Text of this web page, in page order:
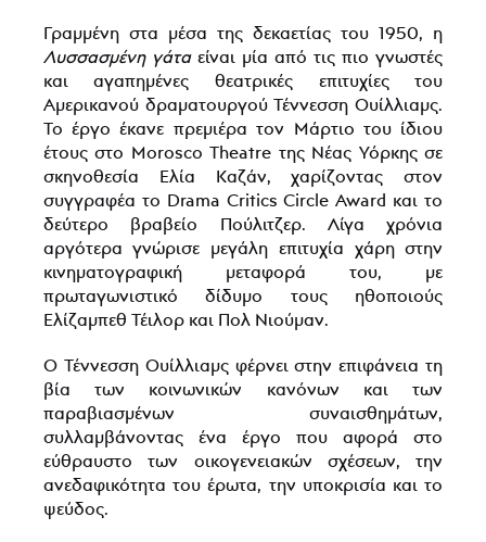
Γραμμένη στα μέσα της δεκαετίας του 1950, η
Λυσσασμένη γάταείναι μία από τις πιο γνωστές
και αγαπημένες θεατρικές επιτυχίες του
Αμερικανού δραματουργού Τέννεσση Ουίλλιαμς.
Το έργο έκανε πρεμιέρα τον Μάρτιο του ίδιου
έτους στο Morosco Theatre της Νέας Υόρκης σε
σκηνοθεσία Ελία Καζάν, χαρίζοντας στον
συγγραφέα το Drama Critics Circle Award και το
δεύτερο βραβείο Πούλιτζερ. Λίγα χρόνια
αργότερα γνώρισε μεγάλη επιτυχία χάρη στην
κινηματογραφική μεταφορά του, με
πρωταγωνιστικό δίδυμο τους ηθοποιούς
Ελίζαμπεθ Τέιλορ και Πολ Νιούμαν.
Ο Τέννεσση Ουίλλιαμς φέρνει στην επιφάνεια τη
βία των κοινωνικών κανόνων και των
παραβιασμένων συναισθημάτων,
συλλαμβάνοντας ένα έργο που αφορά στο
εύθραυστο των οικογενειακών σχέσεων, την
ανεδαφικότητα του έρωτα, την υποκρισία και το
ψεύδος.